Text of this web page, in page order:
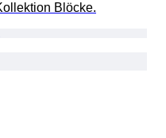
Blöcke.